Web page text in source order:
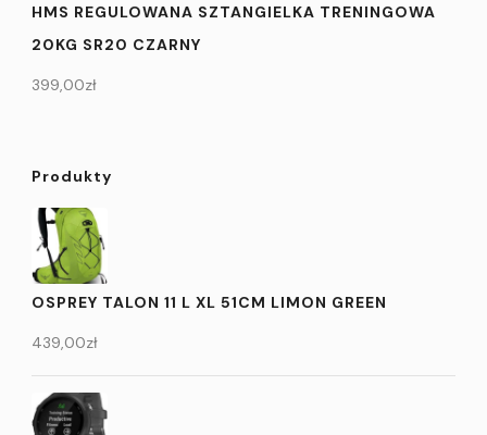
HMS REGULOWANA SZTANGIELKA TRENINGOWA
20KG SR20 CZARNY
399,00zł
Produkty
OSPREY TALON 11 L XL 51CM LIMON GREEN
439,00zł